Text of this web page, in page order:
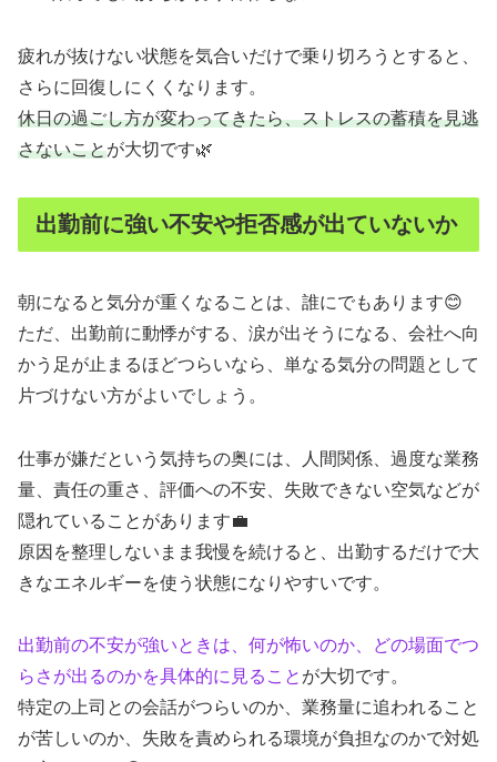
疲れが抜けない状態を気合いだけで乗り切ろうとすると、
さらに回復しにくくなります。
休日の過ごし方が変わってきたら、ストレスの蓄積を見逃
さないことが大切です🌿
出勤前に強い不安や拒否感が出ていないか
朝になると気分が重くなることは、誰にでもあります😊
ただ、出勤前に動悸がする、涙が出そうになる、会社へ向
かう足が止まるほどつらいなら、単なる気分の問題として
片づけない方がよいでしょう。
仕事が嫌だという気持ちの奥には、人間関係、過度な業務
量、責任の重さ、評価への不安、失敗できない空気などが
隠れていることがあります💼
原因を整理しないまま我慢を続けると、出勤するだけで大
きなエネルギーを使う状態になりやすいです。
出勤前の不安が強いときは、何が怖いのか、どの場面でつ
らさが出るのかを具体的に見ること が大切です。
特定の上司との会話がつらいのか、業務量に追われること
が苦しいのか、失敗を責められる環境が負担なのかで対処